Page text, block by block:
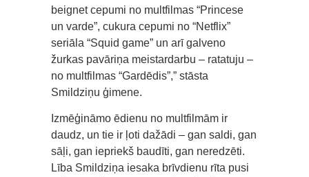
beignet cepumi no multfilmas “Princese
un varde”, cukura cepumi no “Netflix”
seriāla “Squid game” un arī galveno
žurkas pavāriņa meistardarbu – ratatuju –
no multfilmas “Gardēdis”,” stāsta
Smildziņu ģimene.
Izmēģināmo ēdienu no multfilmām ir
daudz, un tie ir ļoti dažādi – gan saldi, gan
sāļi, gan iepriekš baudīti, gan neredzēti.
Lība Smildziņa iesaka brīvdienu rīta pusi